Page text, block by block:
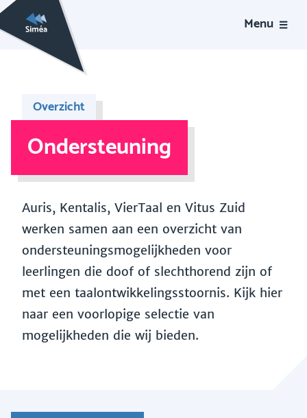
Menu
Overzicht
Ondersteuning
Auris, Kentalis, VierTaal en Vitus Zuid
werken samen aan een overzicht van
ondersteuningsmogelijkheden voor
leerlingen die doof of slechthorend zijn of
met een taalontwikkelingsstoornis. Kijk hier
naar een voorlopige selectie van
mogelijkheden die wij bieden.